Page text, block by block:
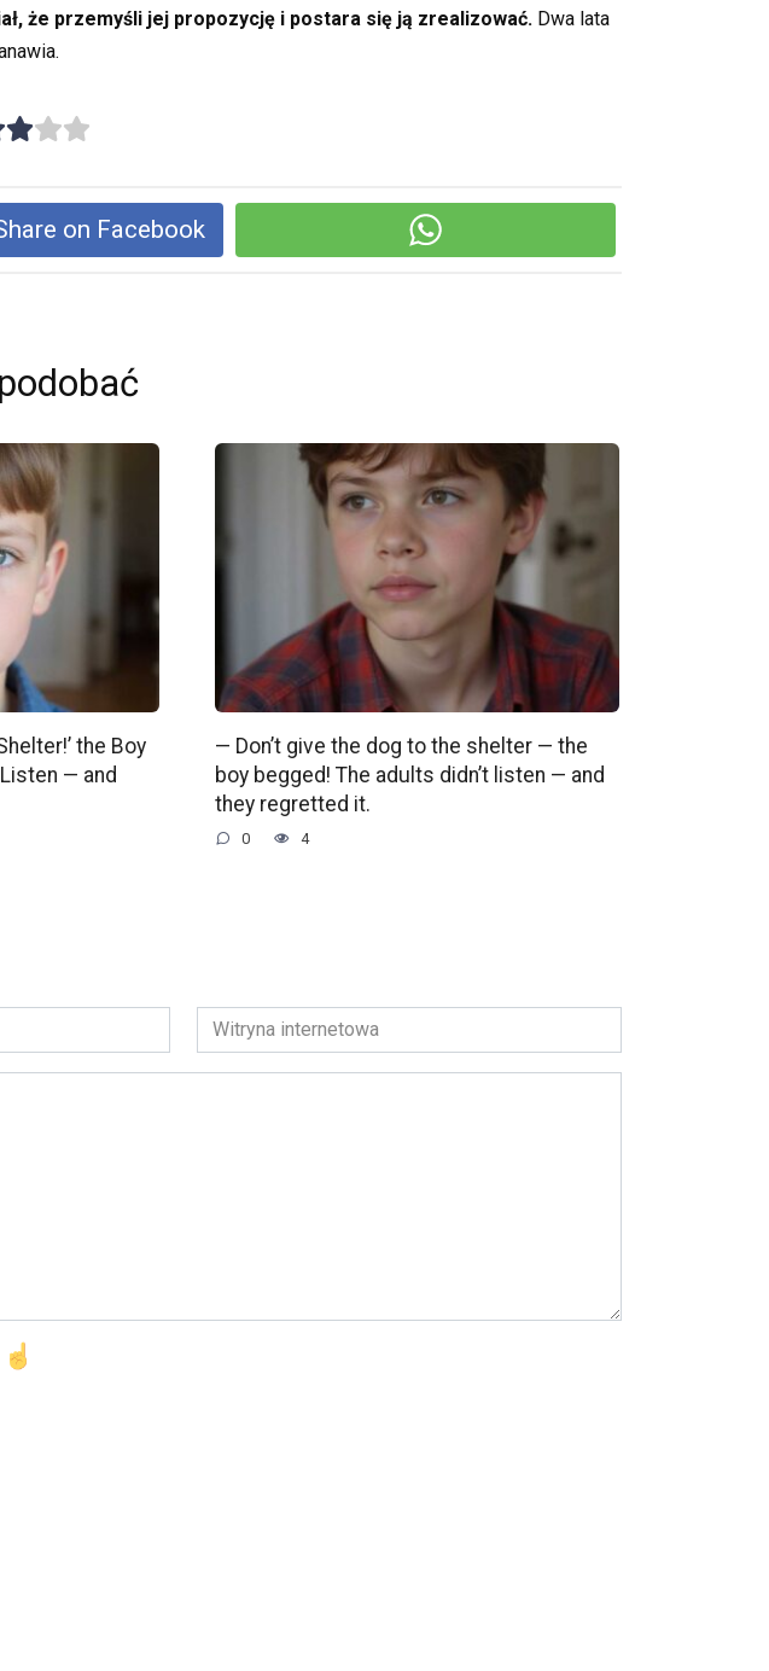
że przemyśli jej propozycję i postara się ją zrealizować. Dwa lata
on Facebook
the Boy
— and
— Don’t give the dog to the shelter — the
boy begged! The adults didn’t listen — and
they regretted it.
0 4
Witryna
internetowa